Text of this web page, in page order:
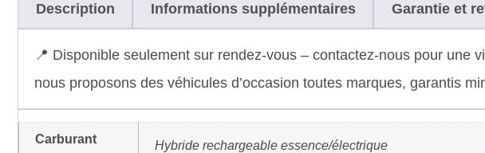
Description Informations supplémentaires Garantie et
📍 Disponible seulement sur rendez-vous – contactez-nous pour une
nous proposons des véhicules d’occasion toutes marques, garantis
Carburant Hybride rechargeable essence/électrique